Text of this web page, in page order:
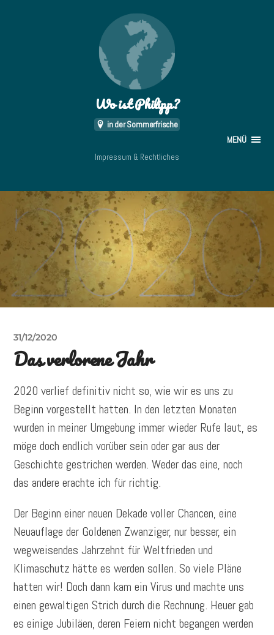
Wo ist Philipp?
in der Sommerfrische
MENÜ
Impressum & Rechtliches
31/12/2020
Das verlorene Jahr
2020 verlief definitiv nicht so, wie wir es uns zu
Beginn vorgestellt hatten. In den letzten Monaten
wurden in meiner Umgebung immer wieder Rufe laut, es
möge doch endlich vorüber sein oder gar aus der
Geschichte gestrichen werden. Weder das eine, noch
das andere erachte ich für richtig.
Der Beginn einer neuen Dekade voller Chancen, eine
Neuauflage der Goldenen Zwanziger, nur besser, ein
wegweisendes Jahrzehnt für Weltfrieden und
Klimaschutz hätte es werden sollen. So viele Pläne
hatten wir! Doch dann kam ein Virus und machte uns
einen gewaltigen Strich durch die Rechnung. Heuer gab
es einige Jubiläen, deren Feiern nicht begangen werden